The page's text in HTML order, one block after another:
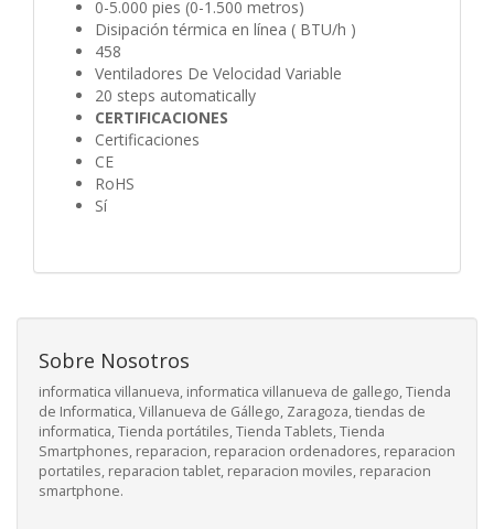
0-5.000 pies (0-1.500 metros)
Disipación térmica en línea ( BTU/h )
458
Ventiladores De Velocidad Variable
20 steps automatically
CERTIFICACIONES
Certificaciones
CE
RoHS
Sí
Sobre Nosotros
informatica villanueva, informatica villanueva de gallego, Tienda
de Informatica, Villanueva de Gállego, Zaragoza, tiendas de
informatica, Tienda portátiles, Tienda Tablets, Tienda
Smartphones, reparacion, reparacion ordenadores, reparacion
portatiles, reparacion tablet, reparacion moviles, reparacion
smartphone.